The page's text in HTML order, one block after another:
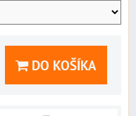
DO KOŠÍKA